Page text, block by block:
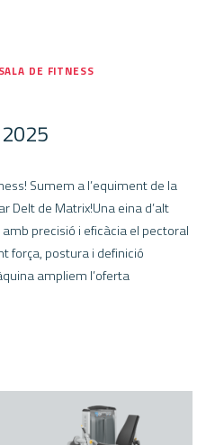
SALA DE FITNESS
Sumem a l’equiment de la
Delt de Matrix!Una eina d’alt
precisió i eficàcia el pectoral
força, postura i definició
ampliem l’oferta